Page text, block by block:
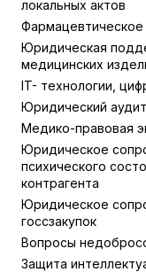
локальных актов
Фармацевтическое
Юридическая
медицинских
IT- технологии,
Юридический
Медико-правовая
Юридическое
психического
контрагента
Юридическое
госсзакупок
Вопросы
Защита